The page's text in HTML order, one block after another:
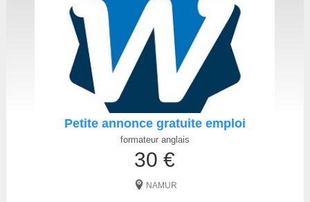
Petite annonce gratuite emploi
formateur anglais
30 €
NAMUR